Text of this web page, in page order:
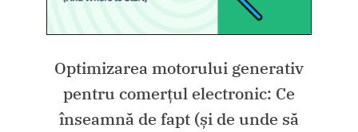
Optimizarea motorului generativ
pentru comerțul electronic: Ce
înseamnă de fapt (și de unde să